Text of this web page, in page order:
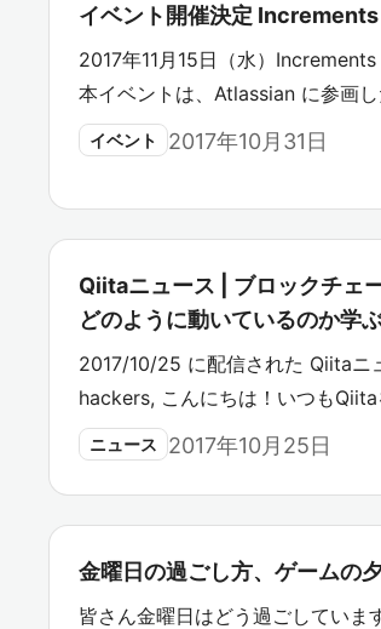
イベント開催決定
2017年11月15日（水）
本イベントは、Atlassian に参画
イベント 2017年10月31日
Qiitaニュース | ブロックチェ
どのように動いているのか学
2017/10/25 に配信された Qiitaニ
hackers, こんにちは！いつも
ニュース 2017年10月25日
金曜日の過ごし方、ゲームの
皆さん金曜日はどう過ごしていま